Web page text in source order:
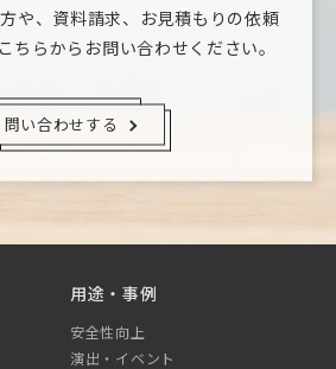
や、資料請求、お見積もりの依頼
ちらからお問い合わせください。
問い合わせする
用途・事例
安全性向上
演出・イベント